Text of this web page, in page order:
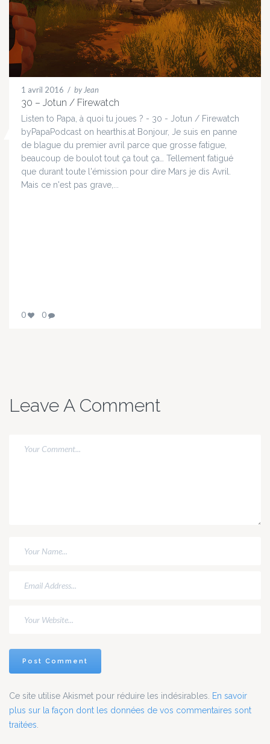
1 avril 2016 / by Jean
30 – Jotun / Firewatch
Listen to Papa, à quoi tu joues ? - 30 - Jotun / Firewatch
byPapaPodcast on hearthis.at Bonjour, Je suis en panne
de blague du premier avril parce que grosse fatigue,
beaucoup de boulot tout ça tout ça… Tellement fatigué
que durant toute l'émission pour dire Mars je dis Avril.
Mais ce n'est pas grave,...
0 0
Leave A Comment
Ce site utilise Akismet pour réduire les indésirables.
En savoir
plus sur la façon dont les données de vos commentaires sont
traitées